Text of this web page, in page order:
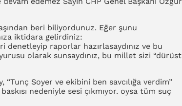
beri biliyordunuz. Eğer şunu
iktidara gelirdiniz:
denetleyip raporlar hazırlasaydınız ve bu
olarak sunsaydınız, bu millet sizi “dürüst
“Tunç Soyer ve ekibini ben savcılığa verdim”
nedeniyle sesi çıkmıyor. oysa tüm suç